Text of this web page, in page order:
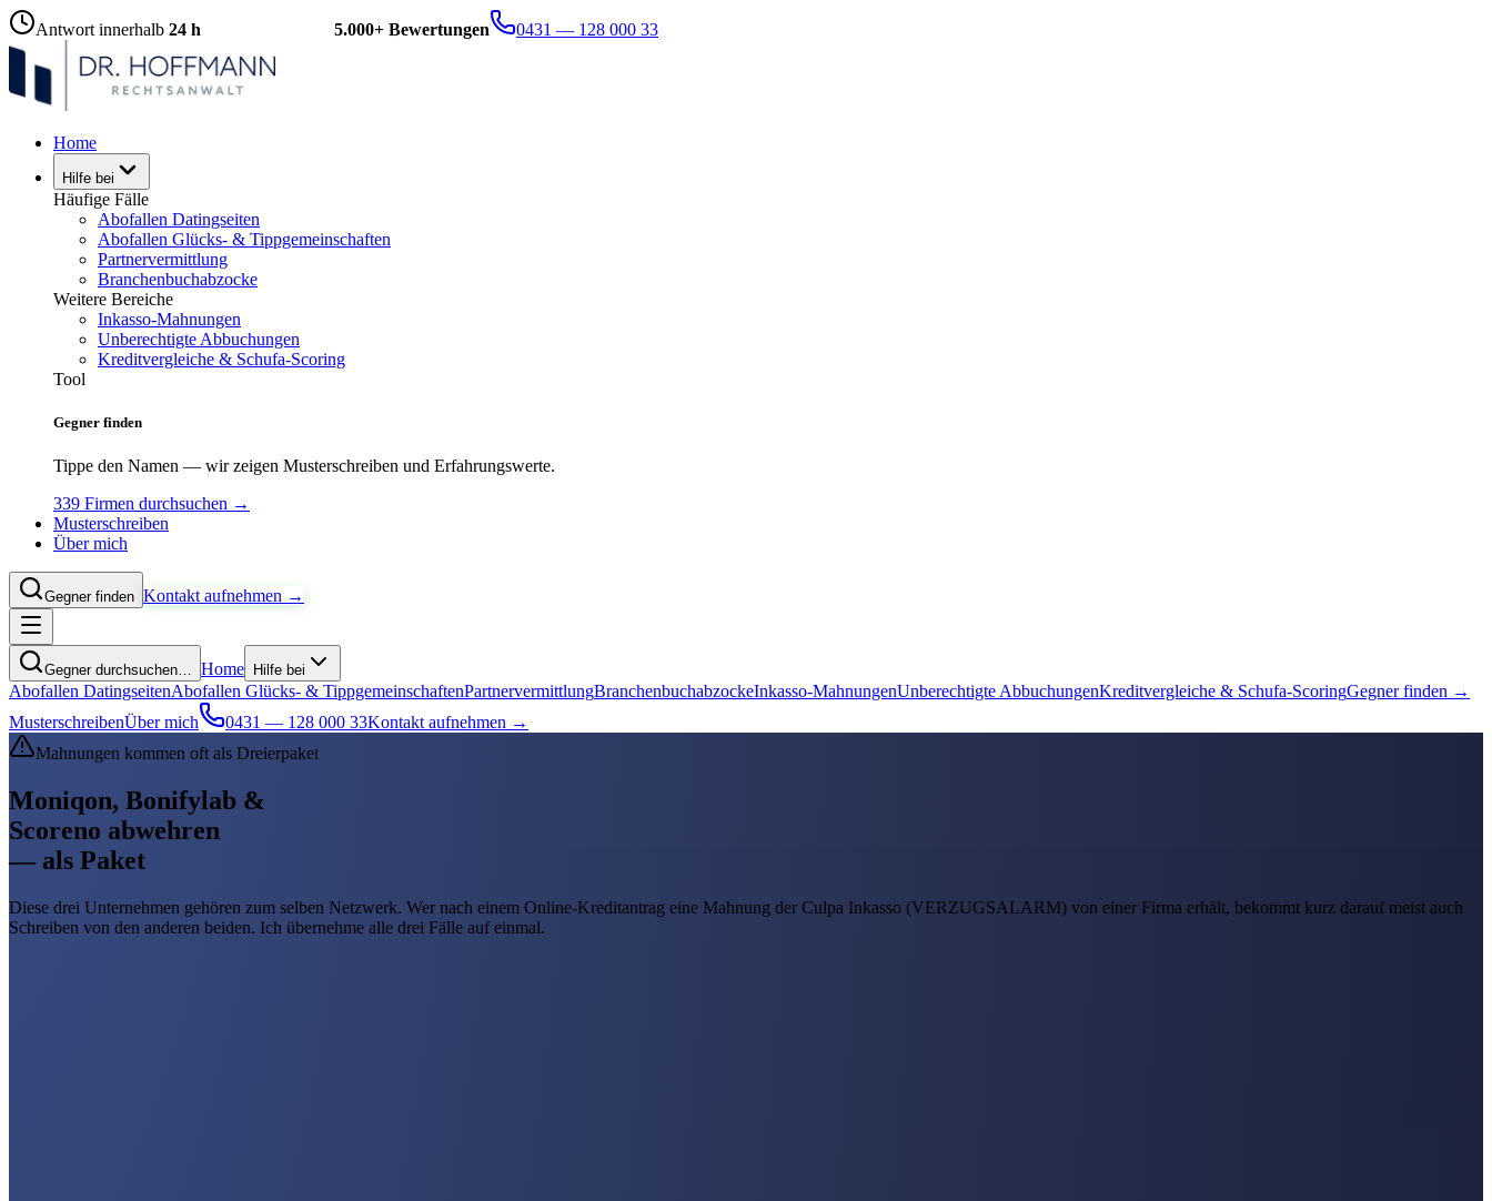
Antwort innerhalb 24 h 5.000+ Bewertungen 0431 — 128 000 33
Home
Hilfe bei
Häufige Fälle
Abofallen Datingseiten
Abofallen Glücks- & Tippgemeinschaften
Partnervermittlung
Branchenbuchabzocke
Weitere Bereiche
Inkasso-Mahnungen
Unberechtigte Abbuchungen
Kreditvergleiche & Schufa-Scoring
Tool
Gegner finden
Tippe den Namen — wir zeigen Musterschreiben und Erfahrungswerte.
339 Firmen durchsuchen →
Musterschreiben
Über mich
Gegner finden Kontakt aufnehmen →
Gegner durchsuchen… Home Hilfe bei
Abofallen DatingseitenAbofallen Glücks- & TippgemeinschaftenPartnervermittlungBranchenbuchabzockeInkasso-MahnungenUnberechtigte AbbuchungenKreditvergleiche & Schufa-ScoringGegner finden →
MusterschreibenÜber mich 0431 — 128 000 33Kontakt aufnehmen →
Mahnungen kommen oft als Dreierpaket
Moniqon, Bonifylab &
Scoreno abwehren
— als Paket
Diese drei Unternehmen gehören zum selben Netzwerk. Wer nach einem Online-Kreditantrag eine Mahnung der Culpa Inkasso (VERZUGSALARM) von einer Firma erhält, bekommt kurz darauf meist auch
Schreiben von den anderen beiden. Ich übernehme alle drei Fälle auf einmal.